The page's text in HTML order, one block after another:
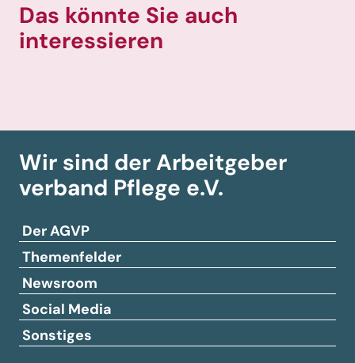
Das könnte Sie auch
interessieren
Wir sind der Arbeitgeber­
verband Pflege e.V.
Der AGVP
Themenfelder
Newsroom
Social Media
Sonstiges